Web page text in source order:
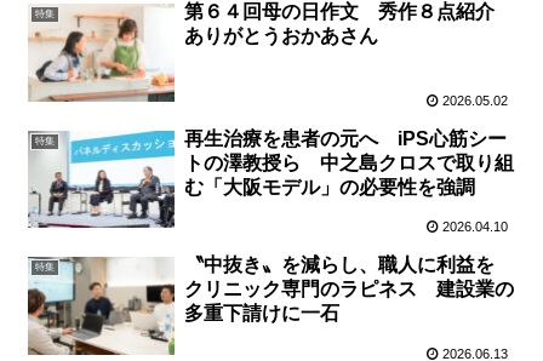
特集
第６４回母の日作文 秀作８点紹介
ありがとうおかあさん
2026.05.02
特集
再生治療を患者の元へ iPS心筋シー
トの澤教授ら 中之島クロスで取り組
む「大阪モデル」の必要性を強調
2026.04.10
特集
〝中抜き〟を減らし、職⼈に利益を
クリニック専⾨のラピネス 建設業の
多重下請けに⼀⽯
2026.06.13